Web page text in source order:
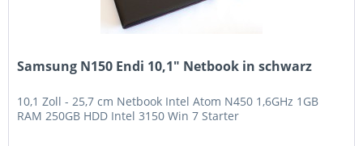
Samsung N150 Endi 10,1" Netbook in schwarz
10,1 Zoll - 25,7 cm Netbook Intel Atom N450 1,6GHz 1GB
RAM 250GB HDD Intel 3150 Win 7 Starter